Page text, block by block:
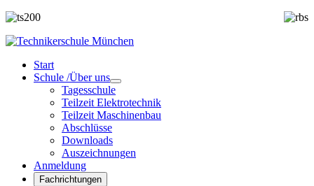
Start
Schule /Über uns
Tagesschule
Teilzeit Elektrotechnik
Teilzeit Maschinenbau
Abschlüsse
Downloads
Auszeichnungen
Anmeldung
Fachrichtungen